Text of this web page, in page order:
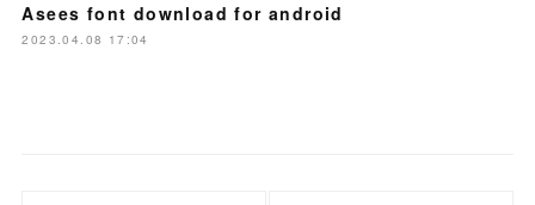
Asees font download for android
2023.04.08 17:04